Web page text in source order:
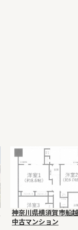
神奈川県横須賀市船
中古マンション